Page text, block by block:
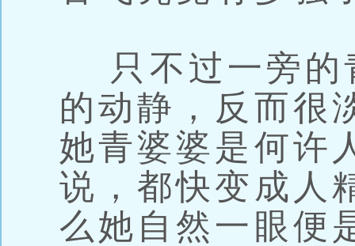
只不过一旁的
的动静，反而很
她青婆婆是何许
说，都快变成人
么她自然一眼便